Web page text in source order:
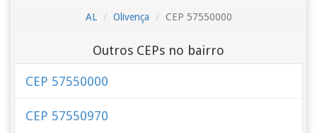
AL Olivença CEP 57550000
Outros CEPs no bairro
CEP 57550000
CEP 57550970